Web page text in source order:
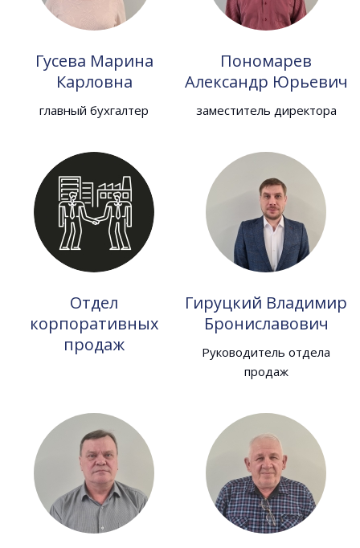
Гусева Марина
Карловна
главный бухгалтер
Пономарев
Александр Юрьевич
заместитель директора
Отдел
корпоративных
продаж
Гируцкий Владимир
Брониславович
Руководитель отдела
продаж